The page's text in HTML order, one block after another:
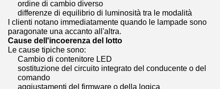
ordine di cambio diverso
differenze di equilibrio di luminosità tra le modalità
I clienti notano immediatamente quando le lampade sono
paragonate una accanto all'altra.
Cause dell'incoerenza del lotto
Le cause tipiche sono:
Cambio di contenitore LED
sostituzione del circuito integrato del conducente o del
comando
aggiustamenti del firmware o della logica